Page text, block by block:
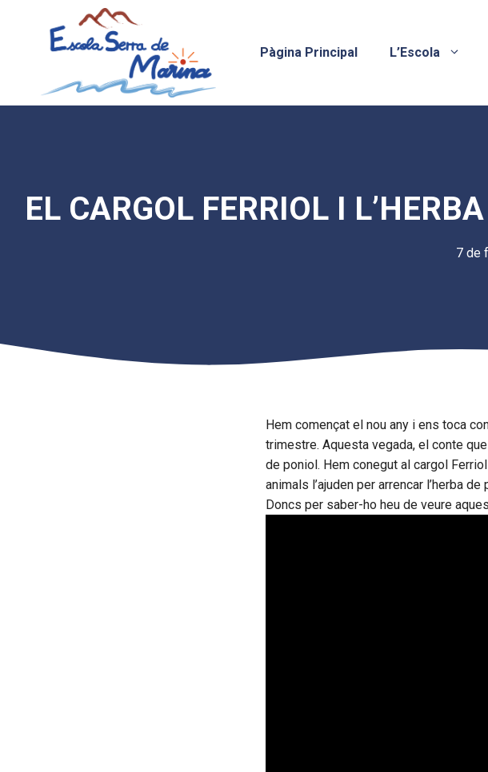
contingut
Pàgina Principal L’Escola
EL CARGOL FERRIOL I
7 de
Hem començat el nou any i ens toca
trimestre. Aquesta vegada, el conte
de poniol. Hem conegut al cargol
animals l’ajuden per arrencar l’herba de
Doncs per saber-ho heu de veure